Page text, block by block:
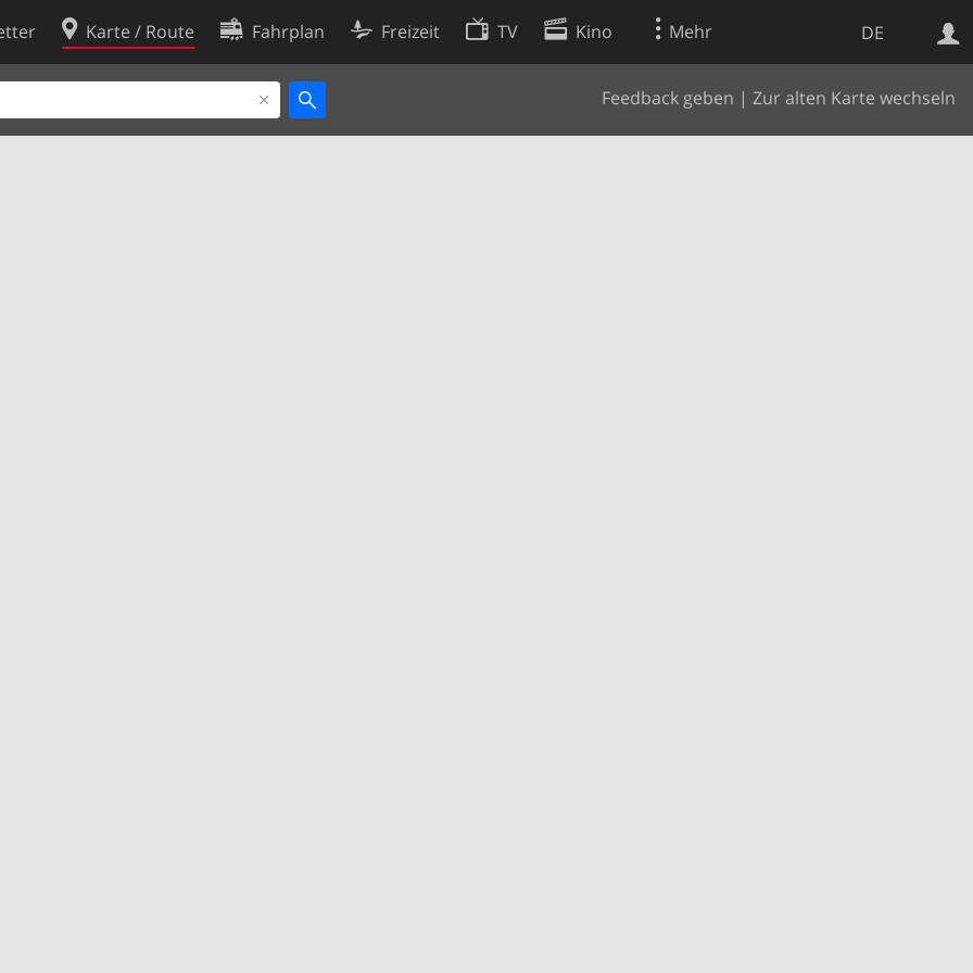
DE
Karte / Route Fahrplan Freizeit TV Kino Mehr
Feedback geben | Zur alten Karte wechseln
Websuche
Cookie-Richtlinie
Cookie-Einstellungen